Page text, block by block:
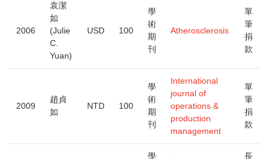
2006
袁潔
如
(Julie
C.
Yuan)
USD 100
學
術
期
刊
Atherosclerosis
單
筆
捐
款
2009
趙貞
如
NTD 100
學
術
期
刊
International
journal of
operations &
production
management
單
筆
捐
款
學
長